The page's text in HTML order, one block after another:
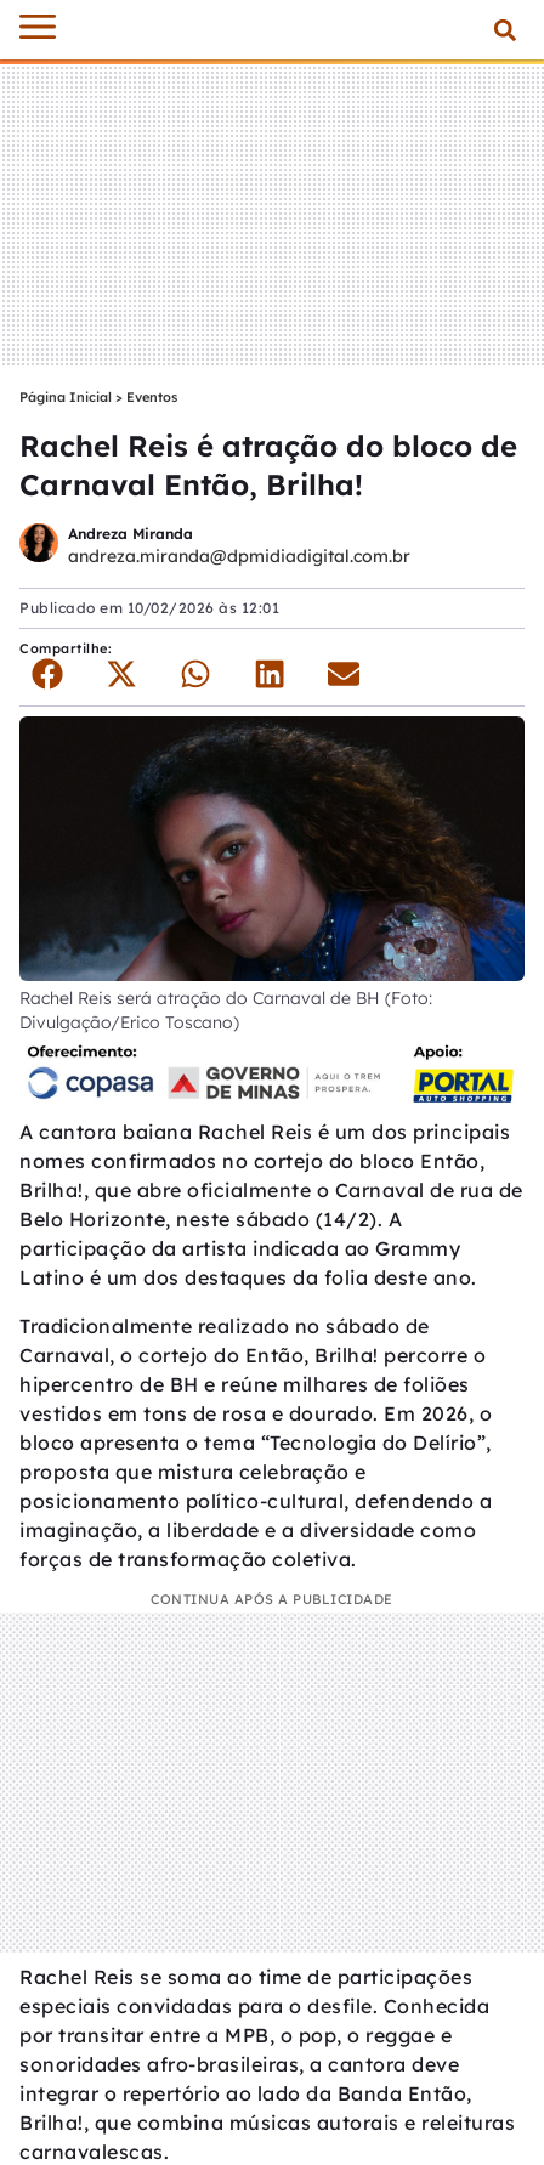
Página Inicial > Eventos
Rachel Reis é atração do bloco de
Carnaval Então, Brilha!
Andreza Miranda
andreza.miranda@dpmidiadigital.com.br
Publicado em 10/02/2026 às 12:01
Compartilhe:
Rachel Reis será atração do Carnaval de BH (Foto:
Divulgação/Erico Toscano)
A cantora baiana Rachel Reis é um dos principais
nomes confirmados no cortejo do bloco Então,
Brilha!, que abre oficialmente o Carnaval de rua de
Belo Horizonte, neste sábado (14/2). A
participação da artista indicada ao Grammy
Latino é um dos destaques da folia deste ano.
Tradicionalmente realizado no sábado de
Carnaval, o cortejo do Então, Brilha! percorre o
hipercentro de BH e reúne milhares de foliões
vestidos em tons de rosa e dourado. Em 2026, o
bloco apresenta o tema “Tecnologia do Delírio”,
proposta que mistura celebração e
posicionamento político-cultural, defendendo a
imaginação, a liberdade e a diversidade como
forças de transformação coletiva.
CONTINUA APÓS A PUBLICIDADE
Rachel Reis se soma ao time de participações
especiais convidadas para o desfile. Conhecida
por transitar entre a MPB, o pop, o reggae e
sonoridades afro-brasileiras, a cantora deve
integrar o repertório ao lado da Banda Então,
Brilha!, que combina músicas autorais e releituras
carnavalescas.